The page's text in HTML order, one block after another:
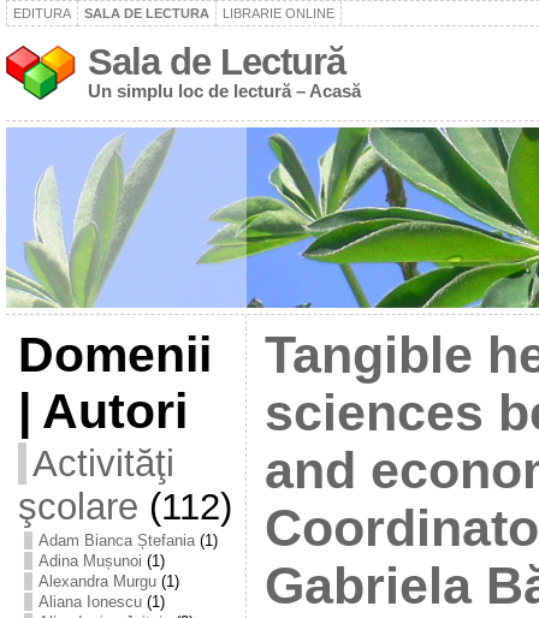
EDITURA SALA DE LECTURA LIBRARIE ONLINE
Sala de Lectură
Un simplu loc de lectură – Acasă
Domenii
| Autori
Activităţi
şcolare (112)
Adam Bianca Ștefania(1)
Adina Mușunoi (1)
Alexandra Murgu(1)
Aliana Ionescu(1)
Tangible
sciences
and
Gabriela